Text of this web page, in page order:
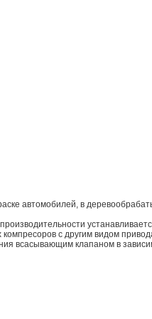
автомобилей, в
с другим видом
всасывающим клапаном в